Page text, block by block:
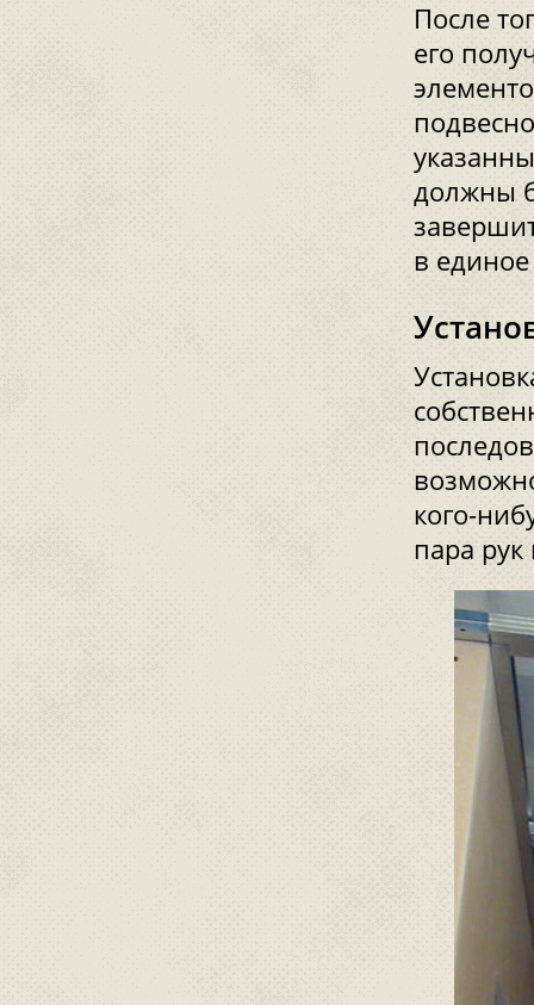
После
его
должны
в
кого-
пара